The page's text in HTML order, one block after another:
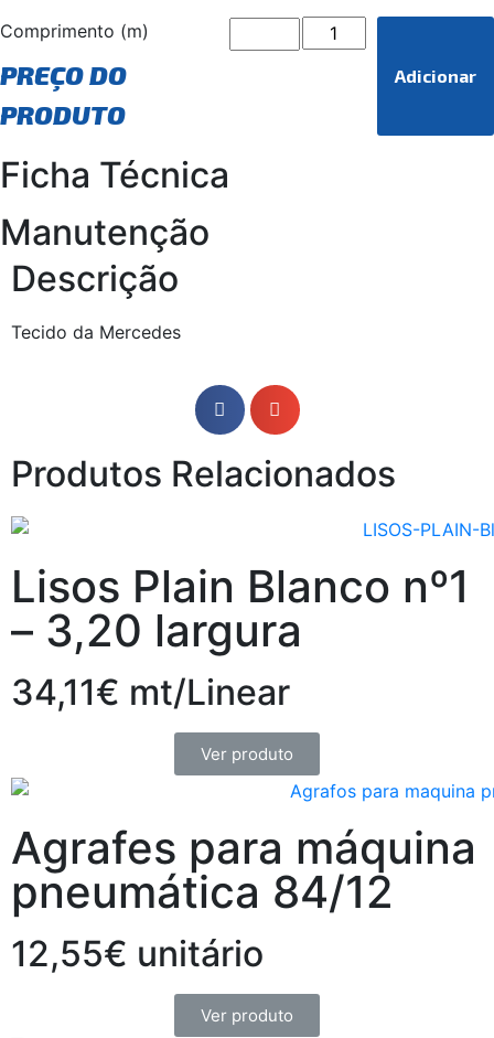
Comprimento (m)
PREÇO DO
PRODUTO
Adicionar
Ficha Técnica
Manutenção
Descrição
Tecido da Mercedes
Produtos Relacionados
Lisos Plain Blanco nº1
– 3,20 largura
34,11€ mt/Linear
Ver produto
Agrafes para máquina
pneumática 84/12
12,55€ unitário
Ver produto